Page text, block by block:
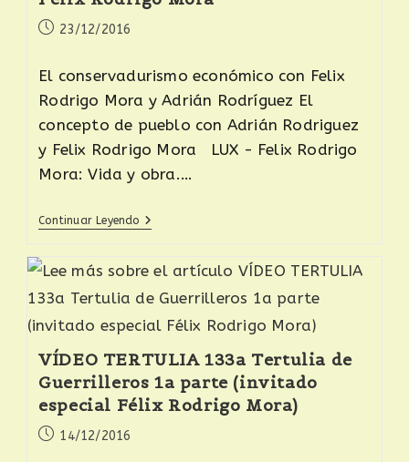
23/12/2016
El conservadurismo económico con Felix
Rodrigo Mora y Adrián Rodríguez El
concepto de pueblo con Adrián Rodriguez
y Felix Rodrigo Mora LUX - Felix Rodrigo
Mora: Vida y obra.…
Continuar Leyendo
VÍDEO TERTULIA 133a Tertulia de
Guerrilleros 1a parte (invitado
especial Félix Rodrigo Mora)
14/12/2016